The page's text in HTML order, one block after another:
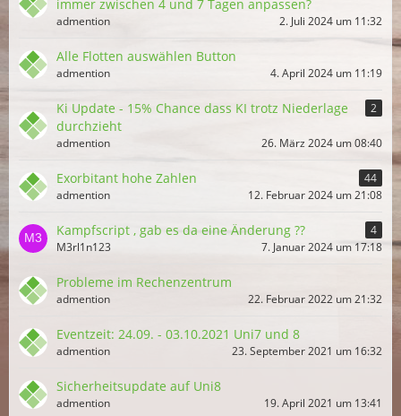
immer zwischen 4 und 7 Tagen anpassen?
admention 2. Juli 2024 um 11:32
Alle Flotten auswählen Button
admention 4. April 2024 um 11:19
Ki Update - 15% Chance dass KI trotz Niederlage
durchzieht
2
admention 26. März 2024 um 08:40
Exorbitant hohe Zahlen
44
admention
12. Februar 2024 um 21:08
Kampfscript , gab es da eine Änderung ??
4
M3rl1n123
7. Januar 2024 um 17:18
Probleme im Rechenzentrum
admention 22. Februar 2022 um 21:32
Eventzeit: 24.09. - 03.10.2021 Uni7 und 8
admention 23. September 2021 um 16:32
Sicherheitsupdate auf Uni8
admention 19. April 2021 um 13:41